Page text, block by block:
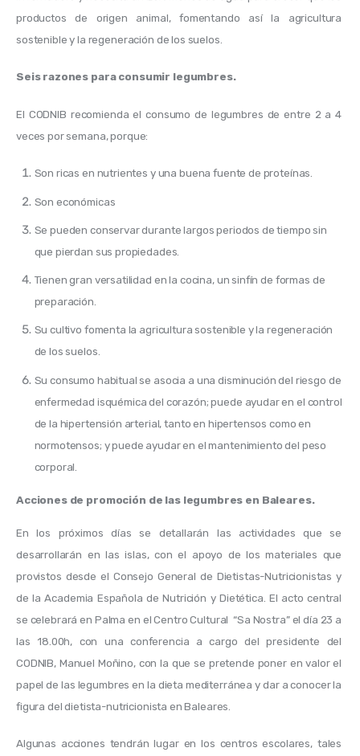
productos de origen animal, fomentando así la agricultura
sostenible y la regeneración de los suelos.
Seis razones para consumir legumbres.
El CODNIB recomienda el consumo de legumbres de entre 2 a 4
veces por semana, porque:
Son ricas en nutrientes y una buena fuente de proteínas.
Son económicas
Se pueden conservar durante largos periodos de tiempo sin
que pierdan sus propiedades.
Tienen gran versatilidad en la cocina, un sinfín de formas de
preparación.
Su cultivo fomenta la agricultura sostenible y la regeneración
de los suelos.
Su consumo habitual se asocia a una disminución del riesgo de
enfermedad isquémica del corazón; puede ayudar en el control
de la hipertensión arterial, tanto en hipertensos como en
normotensos; y puede ayudar en el mantenimiento del peso
corporal.
Acciones de promoción de las legumbres en Baleares.
En los próximos días se detallarán las actividades que se
desarrollarán en las islas, con el apoyo de los materiales que
provistos desde el Consejo General de Dietistas-Nutricionistas y
de la Academia Española de Nutrición y Dietética. El acto central
se celebrará en Palma en el Centro Cultural  “Sa Nostra” el día 23 a
las 18.00h, con una conferencia a cargo del presidente del
CODNIB, Manuel Moñino, con la que se pretende poner en valor el
papel de las legumbres en la dieta mediterránea y dar a conocer la
figura del dietista-nutricionista en Baleares.
Algunas acciones tendrán lugar en los centros escolares, tales